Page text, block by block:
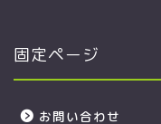
固定ページ
お問い合わせ